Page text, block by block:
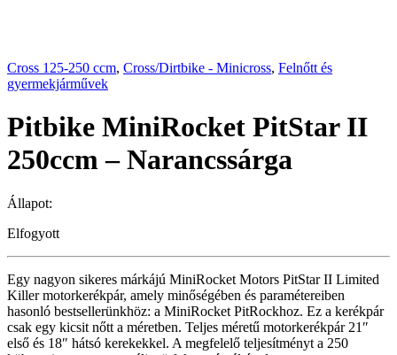
Cross 125-250 ccm, Cross/Dirtbike - Minicross, Felnőtt és
gyermekjárművek
Pitbike MiniRocket PitStar II
250ccm – Narancssárga
Állapot:
Elfogyott
Egy nagyon sikeres márkájú MiniRocket Motors PitStar II Limited
Killer motorkerékpár, amely minőségében és paramétereiben
hasonló bestsellerünkhöz: a MiniRocket PitRockhoz. Ez a kerékpár
csak egy kicsit nőtt a méretben. Teljes méretű motorkerékpár 21″
első és 18″ hátsó kerekekkel. A megfelelő teljesítményt a 250